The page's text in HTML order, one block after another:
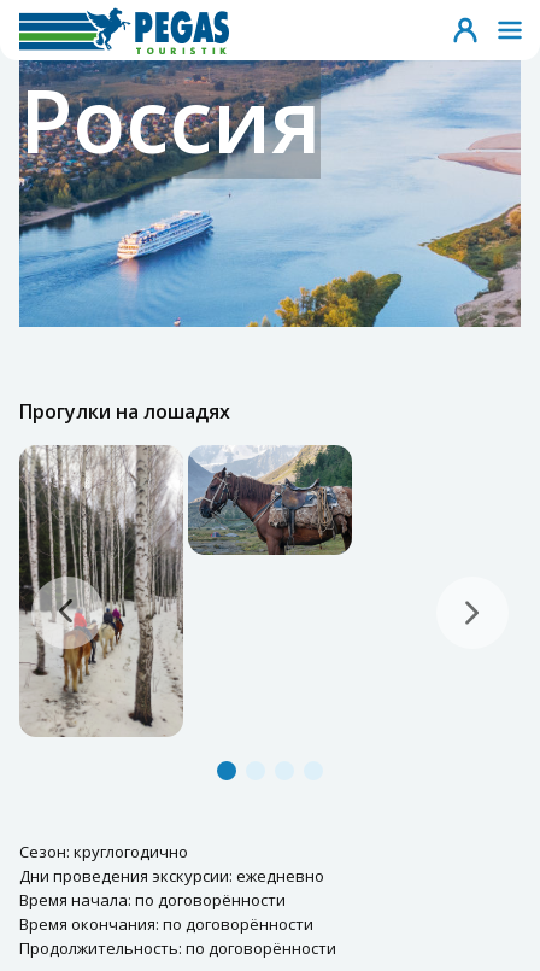
Россия
Прогулки на лошадях
Сезон: круглогодично
Дни проведения экскурсии: ежедневно
Время начала: по договорённости
Время окончания: по договорённости
Продолжительность: по договорённости